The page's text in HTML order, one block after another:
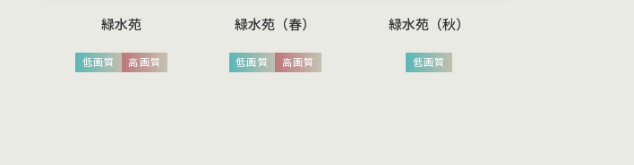
緑水苑
低画質 高画質
緑水苑（春）
低画質 高画質
緑水苑（秋）
低画質